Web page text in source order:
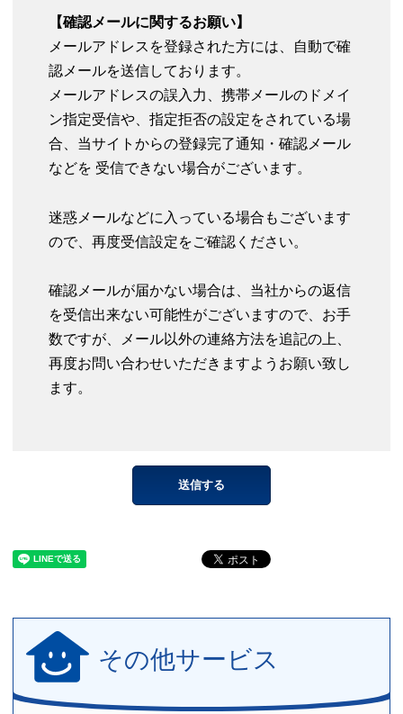
【確認メールに関するお願い】
メールアドレスを登録された方には、自動で確
認メールを送信しております。
メールアドレスの誤入力、携帯メールのドメイ
ン指定受信や、指定拒否の設定をされている場
合、当サイトからの登録完了通知・確認メール
などを 受信できない場合がございます。
迷惑メールなどに入っている場合もございます
ので、再度受信設定をご確認ください。
確認メールが届かない場合は、当社からの返信
を受信出来ない可能性がございますので、お手
数ですが、メール以外の連絡方法を追記の上、
再度お問い合わせいただきますようお願い致し
ます。
その他サービス